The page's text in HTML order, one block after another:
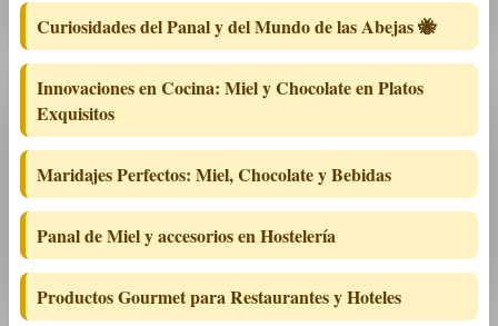
Curiosidades del Panal y del Mundo de las Abejas 🐝
Innovaciones en Cocina: Miel y Chocolate en Platos
Exquisitos
Maridajes Perfectos: Miel, Chocolate y Bebidas
Panal de Miel y accesorios en Hostelería
Productos Gourmet para Restaurantes y Hoteles